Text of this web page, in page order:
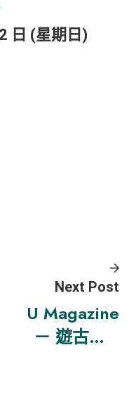
日 (星期日)
Next Post
U Magazine
－ 遊古村 x